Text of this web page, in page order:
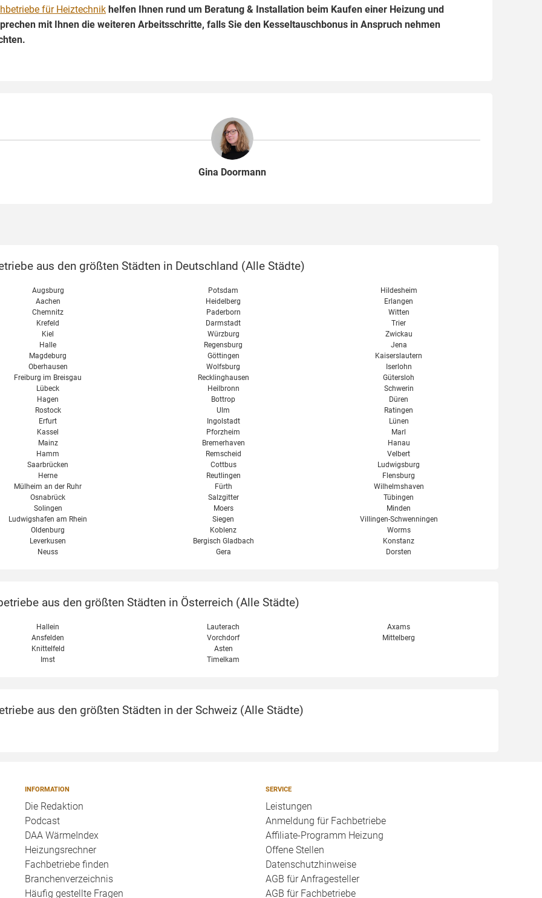
für Heiztechnik helfen Ihnen rund um Beratung & Installation beim Kaufen einer Heizung und
mit Ihnen die weiteren Arbeitsschritte, falls Sie den Kesseltauschbonus in Anspruch nehmen
Gina Doormann
aus den größten Städten in Deutschland (Alle Städte)
Augsburg
Aachen
Chemnitz
Krefeld
Kiel
Halle
Magdeburg
Oberhausen
Freiburg im Breisgau
Lübeck
Hagen
Rostock
Erfurt
Kassel
Mainz
Hamm
Saarbrücken
Herne
Mülheim an der Ruhr
Osnabrück
Solingen
Ludwigshafen am Rhein
Oldenburg
Leverkusen
Neuss
Potsdam
Heidelberg
Paderborn
Darmstadt
Würzburg
Regensburg
Göttingen
Wolfsburg
Recklinghausen
Heilbronn
Bottrop
Ulm
Ingolstadt
Pforzheim
Bremerhaven
Remscheid
Cottbus
Reutlingen
Fürth
Salzgitter
Moers
Siegen
Koblenz
Bergisch Gladbach
Gera
Hildesheim
Erlangen
Witten
Trier
Zwickau
Jena
Kaiserslautern
Iserlohn
Gütersloh
Schwerin
Düren
Ratingen
Lünen
Marl
Hanau
Velbert
Ludwigsburg
Flensburg
Wilhelmshaven
Tübingen
Minden
Villingen-Schwenningen
Worms
Konstanz
Dorsten
aus den größten Städten in Österreich (Alle Städte)
Hallein
Ansfelden
Knittelfeld
Imst
Lauterach
Vorchdorf
Asten
Timelkam
Axams
Mittelberg
aus den größten Städten in der Schweiz (Alle Städte)
INFORMATION
Die Redaktion
Podcast
DAA WärmeIndex
Heizungsrechner
Fachbetriebe finden
Branchenverzeichnis
Häufig gestellte Fragen
SERVICE
Leistungen
Anmeldung für Fachbetriebe
Affiliate-Programm Heizung
Offene Stellen
Datenschutzhinweise
AGB für Anfragesteller
AGB für Fachbetriebe